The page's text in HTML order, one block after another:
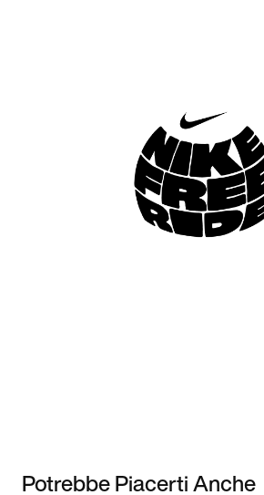
Potrebbe Piacerti Anche